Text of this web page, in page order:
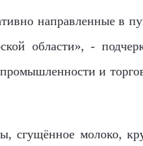
направленныев
области», -
и
молоко,